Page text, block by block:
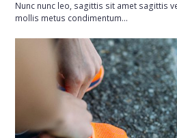
Nunc nunc leo, sagittis sit amet sagittis
mollis metus condimentum…